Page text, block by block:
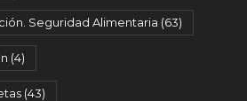
Seguridad Alimentaria (63)
(4)
(43)